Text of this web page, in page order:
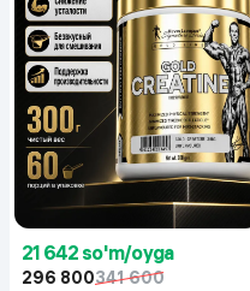
21 642 so'm/oyga
296 800341 600